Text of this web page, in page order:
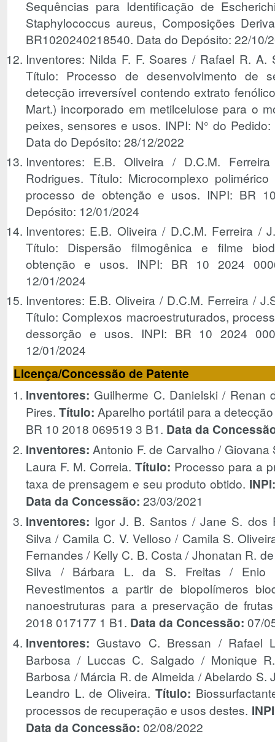
Sequências para Identificação de
Staphylococcus aureus, Composições
BR1020240218540. Data do Depósito: 22/10/
Inventores: Nilda F. F. Soares / Rafael R. A.
Título: Processo de desenvolvimento de
detecção irreversível contendo extrato
Mart.) incorporado em metilcelulose para o
peixes, sensores e usos. INPI: N° do
Data do Depósito: 28/12/2022
Inventores: E.B. Oliveira / D.C.M.
Rodrigues. Título: Microcomplexo
processo de obtenção e usos. INPI: BR
Depósito: 12/01/2024
Inventores: E.B. Oliveira / D.C.M. Ferreira /
Título: Dispersão filmogênica e filme
obtenção e usos. INPI: BR 10 2024
12/01/2024
Inventores: E.B. Oliveira / D.C.M. Ferreira /
Título: Complexos macroestruturados,
dessorção e usos. INPI: BR 10 2024
12/01/2024
Licença/Concessão de Patente
Inventores: Guilherme C. Danielski /
Pires. Título: Aparelho portátil para a
BR 10 2018 069519 3 B1. Data da
Inventores: Antonio F. de Carvalho / Giovana
Laura F. M. Correia. Título: Processo para a
taxa de prensagem e seu produto obtido. INPI:
Data da Concessão: 23/03/2021
Inventores: Igor J. B. Santos / Jane S. dos
Silva / Camila C. V. Velloso / Camila S.
Fernandes / Kelly C. B. Costa / Jhonatan R.
Silva / Bárbara L. da S. Freitas /
Revestimentos a partir de biopolímeros
nanoestruturas para a preservação de
2018 017177 1 B1. Data da Concessão: 07/
Inventores: Gustavo C. Bressan / Rafael
Barbosa / Luccas C. Salgado / Monique
Barbosa / Márcia R. de Almeida / Abelardo S.
Leandro L. de Oliveira. Título:
processos de recuperação e usos destes.
Data da Concessão: 02/08/2022